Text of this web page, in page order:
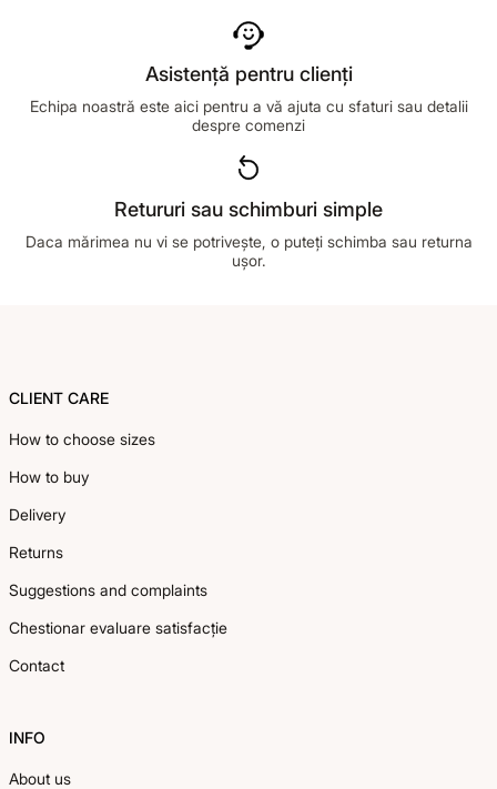
Asistență pentru clienți
Echipa noastră este aici pentru a vă ajuta cu sfaturi sau detalii
despre comenzi
Retururi sau schimburi simple
Daca mărimea nu vi se potrivește, o puteți schimba sau returna
ușor.
CLIENT CARE
How to choose sizes
How to buy
Delivery
Returns
Suggestions and complaints
Chestionar evaluare satisfacție
Contact
INFO
About us